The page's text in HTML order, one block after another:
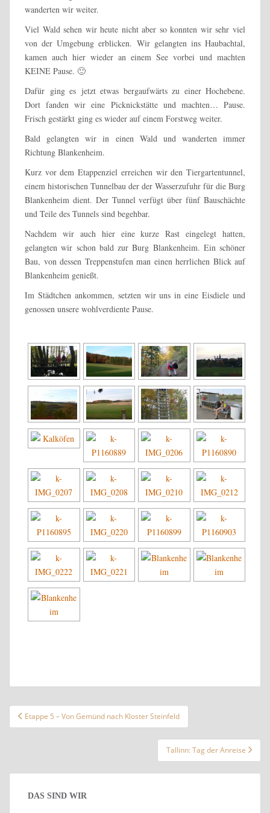
wanderten wir weiter.
Viel Wald sehen wir heute nicht aber so konnten wir sehr viel
von der Umgebung erblicken. Wir gelangten ins Haubachtal,
kamen auch hier wieder an einem See vorbei und machten
KEINE Pause. 🙂
Dafür ging es jetzt etwas bergaufwärts zu einer Hochebene.
Dort fanden wir eine Picknickstätte und machten… Pause.
Frisch gestärkt ging es wieder auf einem Forstweg weiter.
Bald gelangten wir in einen Wald und wanderten immer
Richtung Blankenheim.
Kurz vor dem Etappenziel erreichen wir den Tiergartentunnel,
einem historischen Tunnelbau der der Wasserzufuhr für die Burg
Blankenheim dient. Der Tunnel verfügt über fünf Bauschächte
und Teile des Tunnels sind begehbar.
Nachdem wir auch hier eine kurze Rast eingelegt hatten,
gelangten wir schon bald zur Burg Blankenheim. Ein schöner
Bau, von dessen Treppenstufen man einen herrlichen Blick auf
Blankenheim genießt.
Im Städtchen ankommen, setzten wir uns in eine Eisdiele und
genossen unsere wohlverdiente Pause.
Beitragsnavigation
Etappe 5 – Von Gemünd nach Kloster Steinfeld
Tallinn: Tag der Anreise
DAS SIND WIR